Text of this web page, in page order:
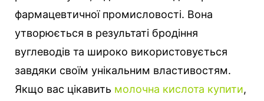
фармацевтичної промисловості. Вона
утворюється в результаті бродіння
вуглеводів та широко використовується
завдяки своїм унікальним властивостям.
Якщо вас цікавить молочна кислота купити,